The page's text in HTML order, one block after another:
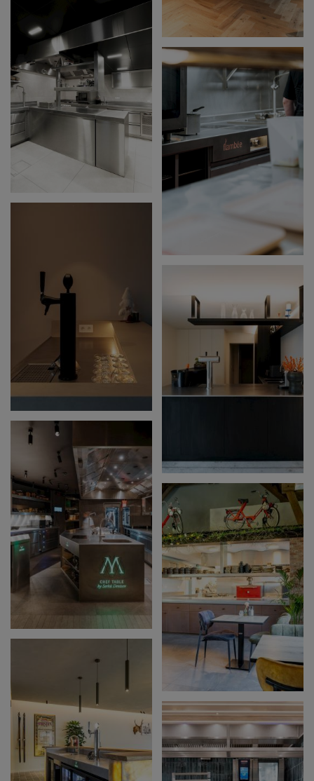
MEATPACK E17
ROESELARE
PRIVÉ BAR /
KEUKEN
PRIVÉ BAR - STADEN
FERMOED -
MOORSLEDE